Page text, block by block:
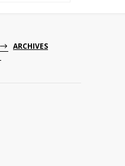
ARCHIVES